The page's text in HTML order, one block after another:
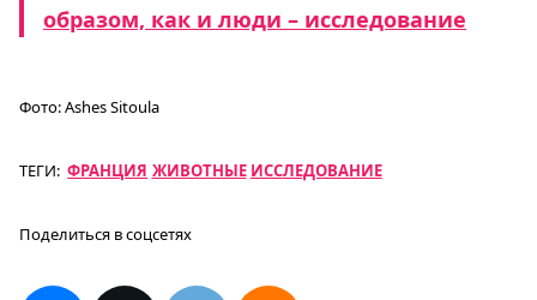
образом, как и люди – исследование
Фото:Ashes Sitoula
ТЕГИ: ФРАНЦИЯ ЖИВОТНЫЕ ИССЛЕДОВАНИЕ
Поделиться в соцсетях